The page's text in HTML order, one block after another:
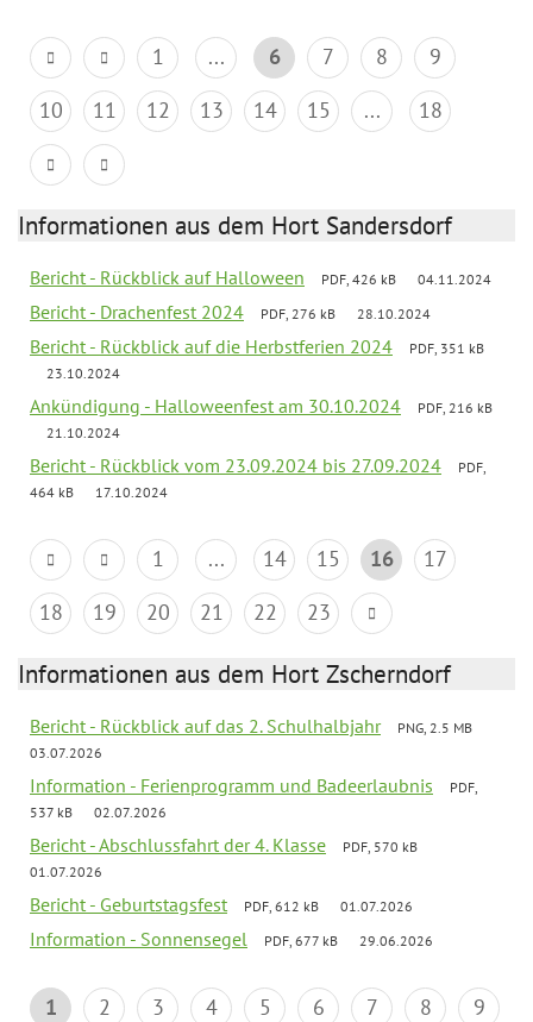
1 ... 6 7 8
9
10
11 12 13 14 15 ... 18
Informationen aus dem Hort Sandersdorf
Bericht - Rückblick auf Halloween PDF, 426 kB 04.11.2024
Bericht - Drachenfest 2024 PDF, 276 kB 28.10.2024
Bericht - Rückblick auf die Herbstferien 2024
PDF, 351 kB
23.10.2024
Ankündigung - Halloweenfest am 30.10.2024
PDF, 216 kB
21.10.2024
Bericht - Rückblick vom 23.09.2024 bis 27.09.2024
PDF,
464 kB
17.10.2024
1 ... 14 15 16
17
18
19 20 21 22 23
Informationen aus dem Hort Zscherndorf
Bericht - Rückblick auf das 2. Schulhalbjahr
PNG, 2.5 MB
03.07.2026
Information - Ferienprogramm und Badeerlaubnis
PDF,
537 kB
02.07.2026
Bericht - Abschlussfahrt der 4. Klasse
PDF, 570 kB
01.07.2026
Bericht - Geburtstagsfest PDF, 612 kB 01.07.2026
Information - Sonnensegel PDF, 677 kB 29.06.2026
1 2 3 4 5 6 7 8
9